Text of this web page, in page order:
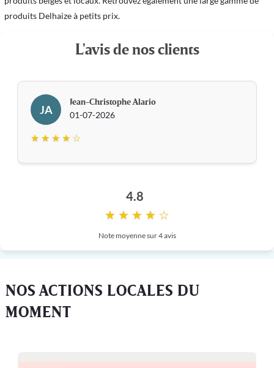
produits Delhaize à petits prix.
L'avis de nos clients
JA
Jean-Christophe Alario
01-07-2026
★ ★ ★ ★ ☆
4.8
★ ★ ★ ★ ☆
Note moyenne sur 4 avis
NOS ACTIONS LOCALES DU
MOMENT